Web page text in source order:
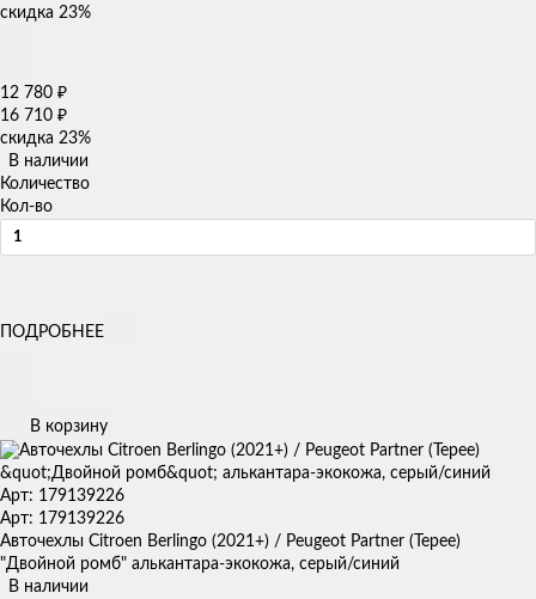
скидка 23%
12 780 ₽
16 710 ₽
скидка 23%
В наличии
Количество
Кол-во
ПОДРОБНЕЕ
В корзину
Арт: 179139226
Арт: 179139226
Авточехлы Citroen Berlingo (2021+) / Peugeot Partner (Tepee)
"Двойной ромб" алькантара-экокожа, серый/синий
В наличии